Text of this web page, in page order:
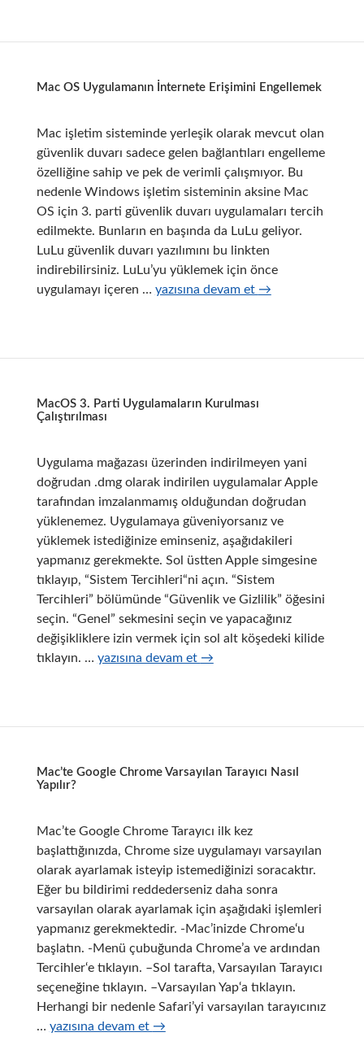
Mac OS Uygulamanın İnternete Erişimini Engellemek
Mac işletim sisteminde yerleşik olarak mevcut olan
güvenlik duvarı sadece gelen bağlantıları engelleme
özelliğine sahip ve pek de verimli çalışmıyor. Bu
nedenle Windows işletim sisteminin aksine Mac
OS için 3. parti güvenlik duvarı uygulamaları tercih
edilmekte. Bunların en başında da LuLu geliyor.
LuLu güvenlik duvarı yazılımını bu linkten
indirebilirsiniz. LuLu’yu yüklemek için önce
uygulamayı içeren … Mac
yazısına devam et →
MacOS 3. Parti Uygulamaların Kurulması
Çalıştırılması
Uygulama mağazası üzerinden indirilmeyen yani
doğrudan .dmg olarak indirilen uygulamalar Apple
tarafından imzalanmamış olduğundan doğrudan
yüklenemez. Uygulamaya güveniyorsanız ve
yüklemek istediğinize eminseniz, aşağıdakileri
yapmanız gerekmekte. Sol üstten Apple simgesine
tıklayıp, “Sistem Tercihleri“ni açın. “Sistem
Tercihleri” bölümünde “Güvenlik ve Gizlilik” öğesini
seçin. “Genel” sekmesini seçin ve yapacağınız
değişikliklere izin vermek için sol alt köşedeki kilide
tıklayın. … MacOS
yazısına devam et →
Mac’te Google Chrome Varsayılan Tarayıcı Nasıl
Yapılır?
Mac’te Google Chrome Tarayıcı ilk kez
başlattığınızda, Chrome size uygulamayı varsayılan
olarak ayarlamak isteyip istemediğinizi soracaktır.
Eğer bu bildirimi reddederseniz daha sonra
varsayılan olarak ayarlamak için aşağıdaki işlemleri
yapmanız gerekmektedir. -Mac’inizde Chrome‘u
başlatın. -Menü çubuğunda Chrome’a ve ardından
Tercihler‘e tıklayın. –Sol tarafta, Varsayılan Tarayıcı
seçeneğine tıklayın. –Varsayılan Yap‘a tıklayın.
Herhangi bir nedenle Safari’yi varsayılan tarayıcınız
… Mac’te
yazısına devam et →